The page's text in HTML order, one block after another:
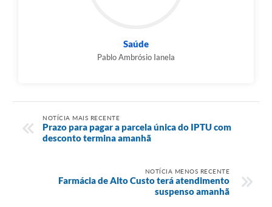
Saúde
Pablo Ambrósio Ianela
NOTÍCIA MAIS RECENTE
Prazo para pagar a parcela única do IPTU com
desconto termina amanhã
NOTÍCIA MENOS RECENTE
Farmácia de Alto Custo terá atendimento
suspenso amanhã